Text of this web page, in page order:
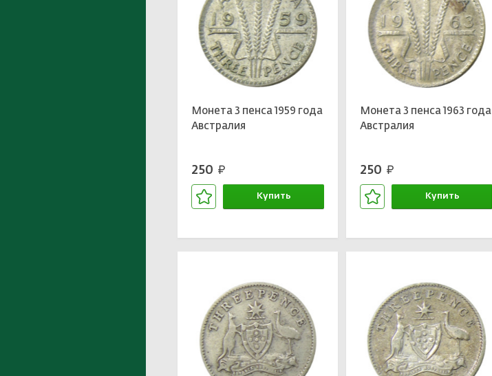
Монета 3 пенса 1959 года
Австралия
250 руб.
Купить
Монета 3 пенса 1963 года
Австралия
250 руб.
Купить